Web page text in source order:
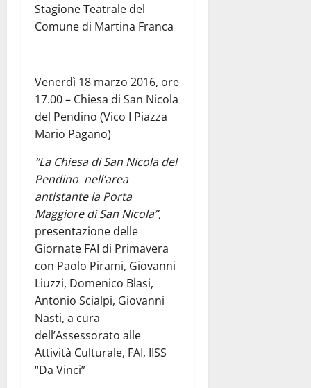
Stagione Teatrale del
Comune di Martina Franca
Venerdì 18 marzo 2016, ore
17.00 – Chiesa di San Nicola
del Pendino (Vico I Piazza
Mario Pagano)
“La Chiesa di San Nicola del
Pendino nell’area
antistante la Porta
Maggiore di San Nicola”,
presentazione delle
Giornate FAI di Primavera
con Paolo Pirami, Giovanni
Liuzzi, Domenico Blasi,
Antonio Scialpi, Giovanni
Nasti, a cura
dell’Assessorato alle
Attività Culturale, FAI, IISS
“Da Vinci”